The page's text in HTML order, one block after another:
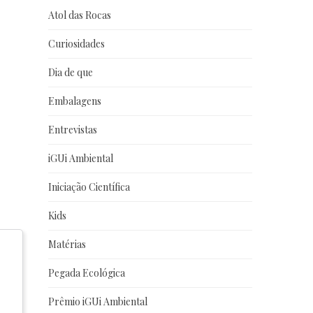
Atol das Rocas
Curiosidades
Dia de que
Embalagens
Entrevistas
iGUi Ambiental
Iniciação Científica
Kids
Matérias
Pegada Ecológica
Prêmio iGUi Ambiental